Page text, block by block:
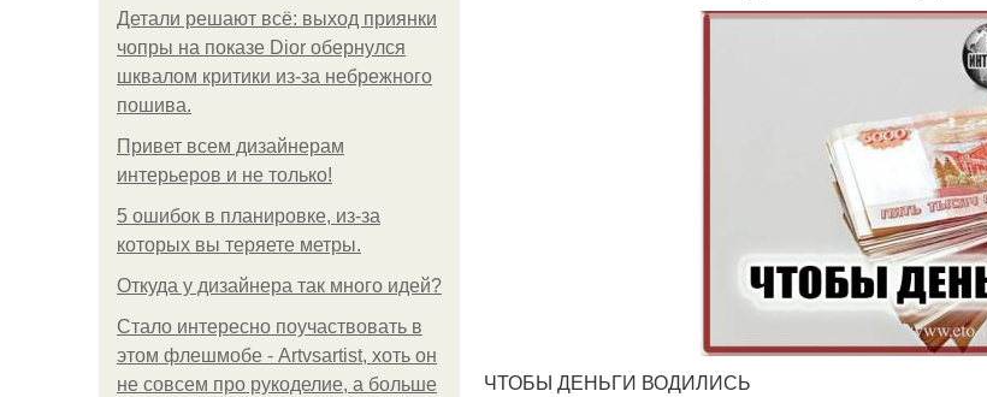
Детали решают всё: выход приянки
чопры на показе Dior обернулся
шквалом критики из-за небрежного
пошива.
Привет всем дизайнерам
интерьеров и не только!
5 ошибок в планировке, из-за
которых вы теряете метры.
Откуда у дизайнера так много идей?
Стало интересно поучаствовать в
этом флешмобе - Artvsartist, хоть он
не совсем про рукоделие, а больше
ЧТОБЫ ДЕНЬГИ ВОДИЛИСЬ